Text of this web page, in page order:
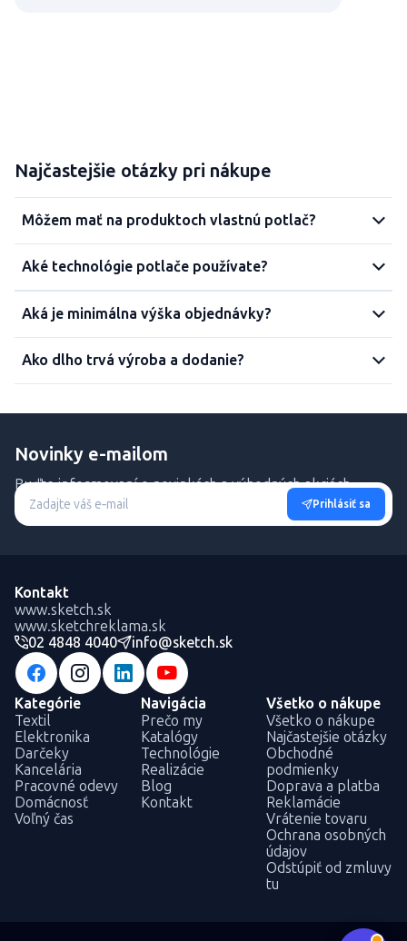
Najčastejšie otázky pri nákupe
Môžem mať na produktoch vlastnú potlač?
Aké technológie potlače používate?
Aká je minimálna výška objednávky?
Ako dlho trvá výroba a dodanie?
Novinky e-mailom
Buďte informovaní o novinkách a výhodných akciách.
Prihlásiť sa
Kontakt
www.sketch.sk
www.sketchreklama.sk
02 4848 4040
info@sketch.sk
Kategórie
Textil
Elektronika
Darčeky
Kancelária
Pracovné odevy
Domácnosť
Voľný čas
Navigácia
Prečo my
Katalógy
Technológie
Realizácie
Blog
Kontakt
Všetko o nákupe
Všetko o nákupe
Najčastejšie otázky
Obchodné
podmienky
Doprava a platba
Reklamácie
Vrátenie tovaru
Ochrana osobných
údajov
Odstúpiť od zmluvy
tu